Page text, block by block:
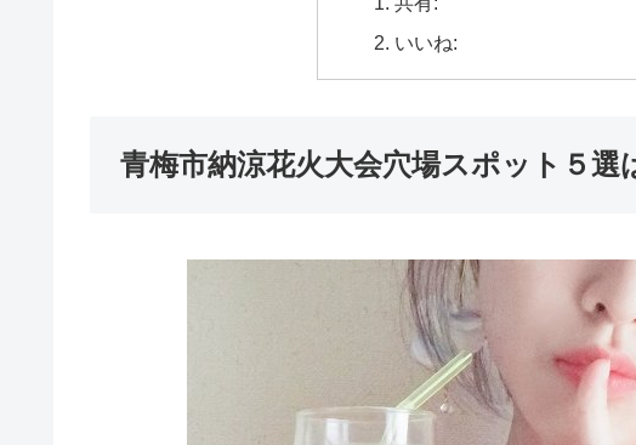
いいね:
青梅市納涼花火大会穴場スポット５選